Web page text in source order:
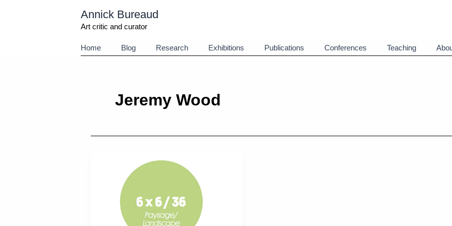
Annick Bureaud
Art critic and curator
Home Blog Research Exhibitions Publications Conferences Teaching
Jeremy Wood